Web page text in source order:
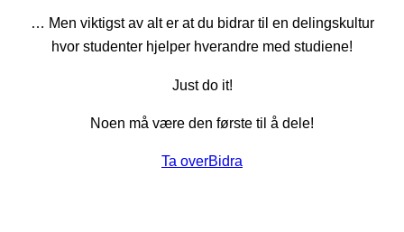
… Men viktigst av alt er at du bidrar til en delingskultur
hvor studenter hjelper hverandre med studiene!
Just do it!
Noen må være den første til å dele!
Ta overBidra